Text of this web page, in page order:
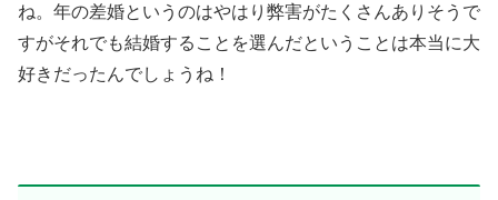
ね。年の差婚というのはやはり弊害がたくさんありそうで
すがそれでも結婚することを選んだということは本当に大
好きだったんでしょうね！